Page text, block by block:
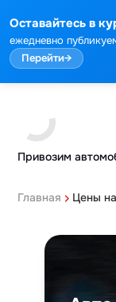
Оставайтесь в
ежедневно
Перейти→
Привозим
Главная Цены